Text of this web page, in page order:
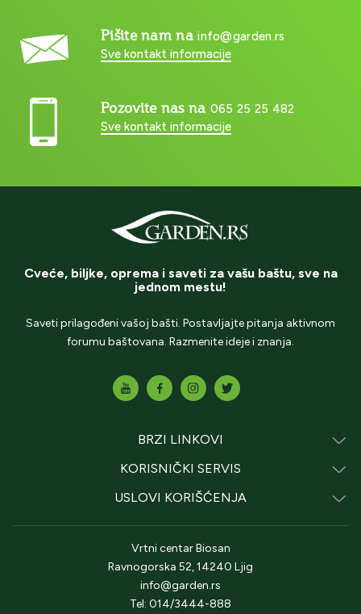
Pišite nam nainfo@garden.rs
Sve kontakt informacije
Pozovite nas na 065 25 25 482
Sve kontakt informacije
Cveće, biljke, oprema i saveti za vašu baštu, sve na
jednom mestu!
Saveti prilagođeni vašoj bašti. Postavljajte pitanja aktivnom
forumu baštovana. Razmenite ideje i znanja.
BRZI LINKOVI
KORISNIČKI SERVIS
USLOVI KORIŠĆENJA
Vrtni centar Biosan
Ravnogorska 52, 14240 Ljig
info@garden.rs
Tel: 014/3444-888